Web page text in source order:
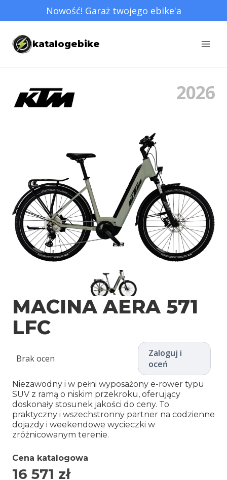
do
treści
Nowość! Garaż twojego ebike'a
katalogebike
2026
MACINA AERA 571
LFC
Brak ocen
Zaloguj i
oceń
Niezawodny i w pełni wyposażony e-rower typu
SUV z ramą o niskim przekroku, oferujący
doskonały stosunek jakości do ceny. To
praktyczny i wszechstronny partner na codzienne
dojazdy i weekendowe wycieczki w
zróżnicowanym terenie.
Cena katalogowa
16 571 zł